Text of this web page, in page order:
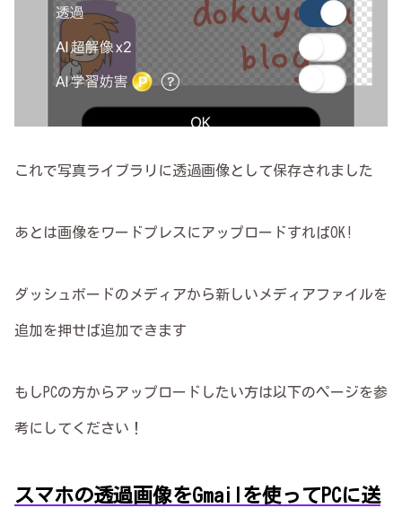
これで写真ライブラリに透過画像として保存されました
あとは画像をワードプレスにアップロードすればOK!
ダッシュボードのメディアから新しいメディアファイルを
追加を押せば追加できます
もしPCの方からアップロードしたい方は以下のページを参
考にしてください！
スマホの透過画像をGmailを使ってPCに送